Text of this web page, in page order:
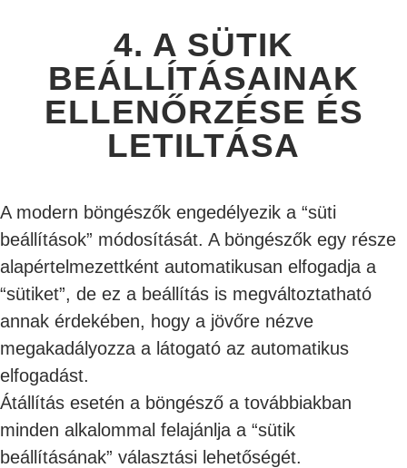
4. A SÜTIK
BEÁLLÍTÁSAINAK
ELLENŐRZÉSE ÉS
LETILTÁSA
A modern böngészők engedélyezik a “süti
beállítások” módosítását. A böngészők egy része
alapértelmezettként automatikusan elfogadja a
“sütiket”, de ez a beállítás is megváltoztatható
annak érdekében, hogy a jövőre nézve
megakadályozza a látogató az automatikus
elfogadást.
Átállítás esetén a böngésző a továbbiakban
minden alkalommal felajánlja a “sütik
beállításának” választási lehetőségét.